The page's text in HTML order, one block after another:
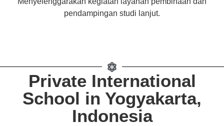
pendampingan studi lanjut.
Private International
School in Yogyakarta,
Indonesia